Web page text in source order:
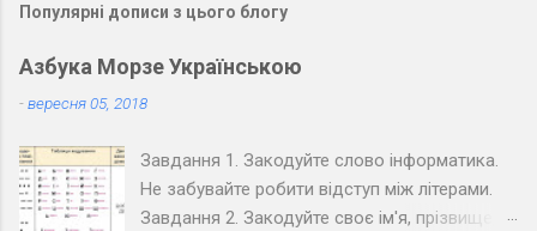
Популярні дописи з цього блогу
Азбука Морзе Українською
-вересня 05, 2018
Завдання 1. Закодуйте слово інформатика.
Не забувайте робити відступ між літерами.
Завдання 2. Закодуйте своє ім'я, прізвище,